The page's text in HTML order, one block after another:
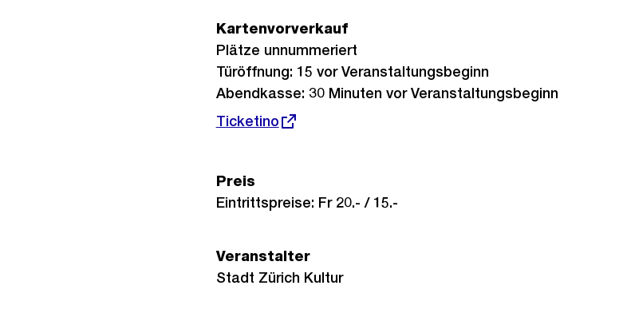
Kartenvorverkauf
Plätze unnummeriert
Türöffnung: 15 vor Veranstaltungsbeginn
Abendkasse: 30 Minuten vor Veranstaltungsbeginn
Externer
Link:
Ticketino
Preis
Eintrittspreise: Fr 20.- / 15.-
Veranstalter
Stadt Zürich Kultur